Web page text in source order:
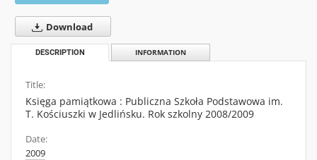
Download
DESCRIPTION INFORMATION
Title:
Księga pamiątkowa : Publiczna Szkoła Podstawowa im.
T. Kościuszki w Jedlińsku. Rok szkolny 2008/2009
Date:
2009